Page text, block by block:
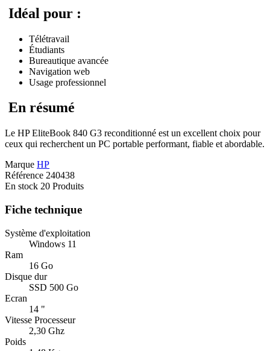
Idéal pour :
Télétravail
Étudiants
Bureautique avancée
Navigation web
Usage professionnel
En résumé
Le HP EliteBook 840 G3 reconditionné est un excellent choix pour
ceux qui recherchent un PC portable performant, fiable et abordable.
Marque HP
Référence 240438
En stock 20 Produits
Fiche technique
Système d'exploitation
Windows 11
Ram
16 Go
Disque dur
SSD 500 Go
Ecran
14 "
Vitesse Processeur
2,30 Ghz
Poids